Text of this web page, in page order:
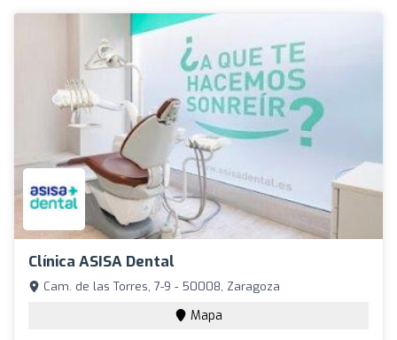
Clínica ASISA Dental
Cam. de las Torres, 7-9 - 50008, Zaragoza
Mapa